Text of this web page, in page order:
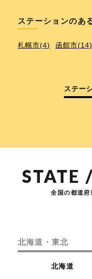
ステーションのあ
札幌市(4) 函館市(14)
ステー
STATE
全国の都道
北海道・東北
北海道